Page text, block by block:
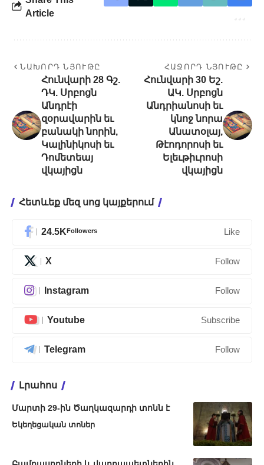
Article
ՆԱԽՈՐԴ ՆՅՈՒԹԸ
Հունվարի 28 Գշ.
ԴԿ. Սրբոցն
Անդրէի
զօրավարին եւ
բանակի նորին,
Կալինիկոսի եւ
Դոմետեայ
վկայիցն
ՀԱՋՈՐԴ ՆՅՈՒԹԸ
Հունվարի 30 Եշ.
ԱԿ. Սրբոցն
Անդրիանոսի եւ
կնոջ նորա
Անատօլայ,
Թէոդորոսի եւ
Ելեւթիւրոսի
վկայիցն
Հետևեք մեզ սոց կայքերում
24.5KFollowers Like
X Follow
Instagram Follow
Youtube Subscribe
Telegram Follow
Լրահոս
Մարտի 29-ին Ծաղկազարդի տոնն է
Եկեղեցական տոներ